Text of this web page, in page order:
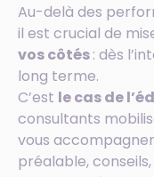
Au-delà des
il est crucial de
vos côtés: dès
long terme.
C’est le cas de
consultants
vous
préalable,